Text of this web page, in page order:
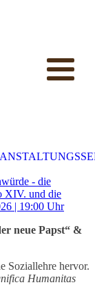
- die
XIV. und die
| 19:00 Uhr
neue Papst“ &
Soziallehre hervor.
Humanitas